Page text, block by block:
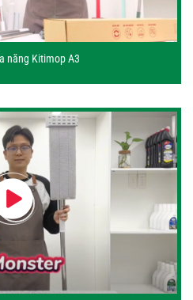
năng Kitimop A3